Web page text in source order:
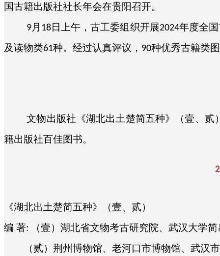
媒体关注
党建工作
群团风采
学习园地
招聘信息
数字化转型成果
知识服务平台
京东
关于我们
荣誉奖项
国古籍出版社社长年会在贵阳召开。
9月 18日上午，古工委组织开展2024年度全
及读物类61种。经过认真评议， 90种优秀古籍类
文物出版社《湖北出土楚简五种》（壹、
籍出版社百佳图书。
《湖北出土楚简五种》（壹、贰）
编 著:
（壹）湖北省文物考古研究院、武汉大学
（贰）荆州博物馆、老河口市博物馆、武汉